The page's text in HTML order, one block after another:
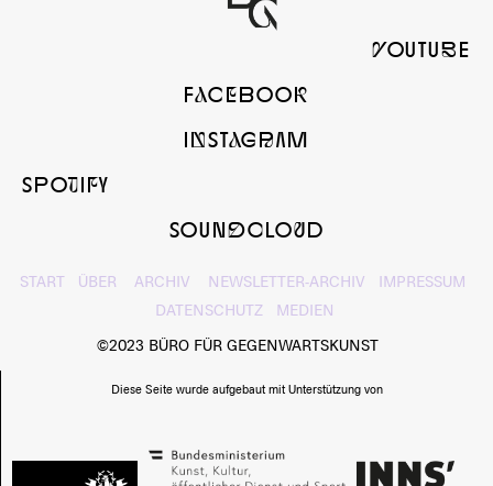
yOUTUbE
FaCeBOOk
InSTaGrAM
SPOtIfY
SOUNdcLOuD
START ÜBER ARCHIV NEWSLETTER-ARCHIV
IMPRESSUM
DATENSCHUTZ
MEDIEN
©2023 BÜRO FÜR GEGENWARTSKUNST
Diese Seite wurde aufgebaut mit Unterstützung von